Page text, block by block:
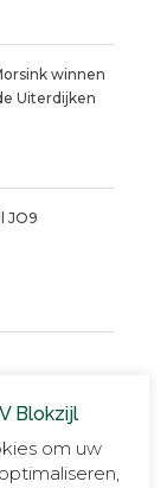
winnen
Uiterdijken
JO9
Blokzijl
om uw